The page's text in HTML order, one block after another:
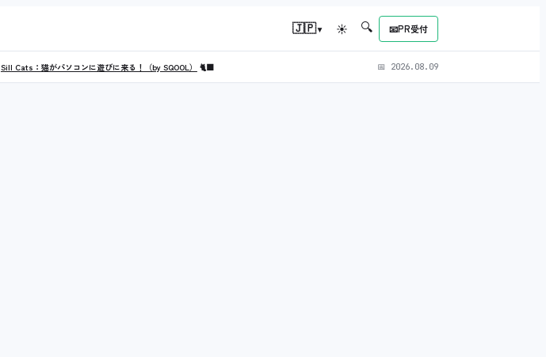
🇯🇵▾ ☀ 🔍 📧PR受付
Sill Cats：猫がパソコンに遊びに来る！（by SQOOL） 🐈‍⬛ 📅 2026.08.09